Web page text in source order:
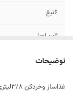
۶تیغ
ژاپن اصل
توضیحات
غذاساز وخردکن ۳/۸لیتری پاناسونیک موتورتمام مس۲۰۲۳